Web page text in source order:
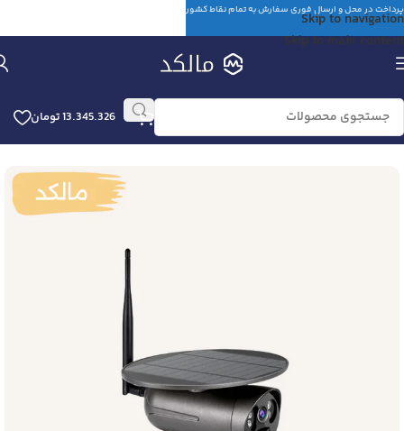
Skip to navigation
Skip to main content
13.345.326تومان
خانه مودم مودم فیبر نوری
پرداخت در محل و ارسال فوری سفارش به تمام نقاط کشور